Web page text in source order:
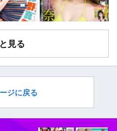
見る
ジに戻る